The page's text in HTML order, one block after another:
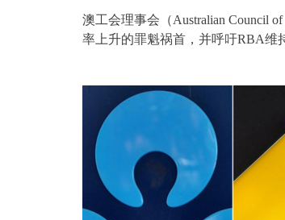
澳工会理事会（Australian Council
率上升的罪魁祸首，并呼吁RBA维